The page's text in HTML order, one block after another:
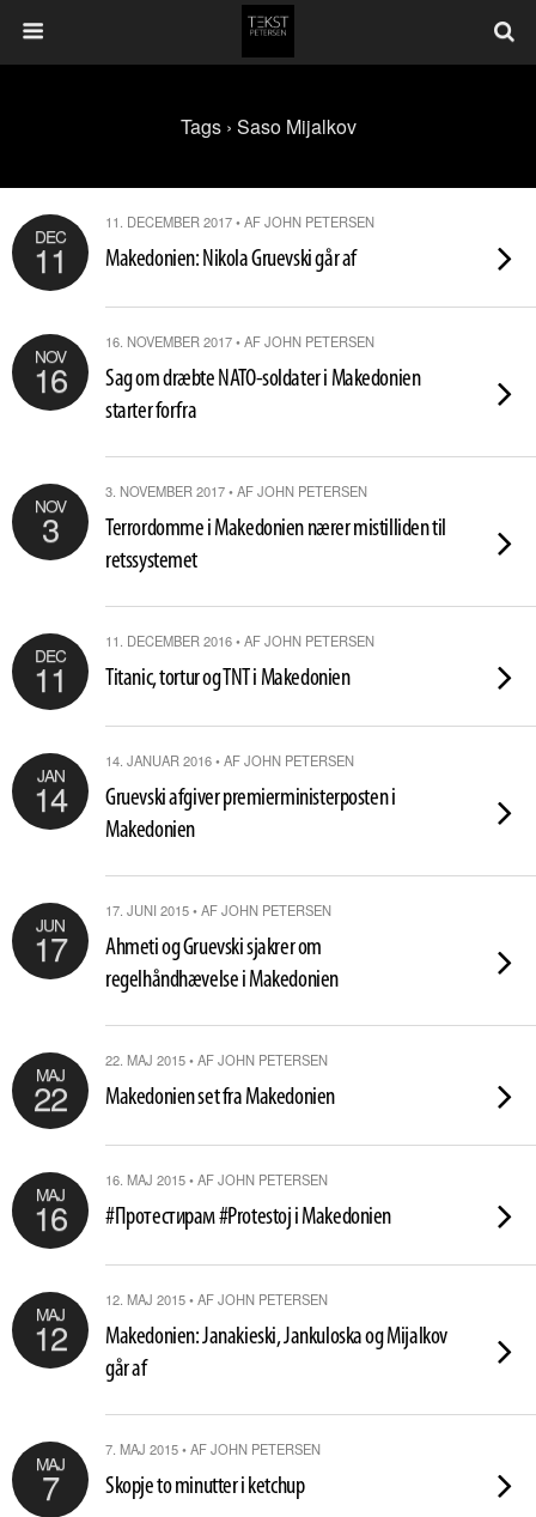
Tags › Saso Mijalkov
DEC
11
11. DECEMBER 2017 • AF JOHN PETERSEN
Makedonien: Nikola Gruevski går af
NOV
16
16. NOVEMBER 2017 • AF JOHN PETERSEN
Sag om dræbte NATO-soldater i Makedonien
starter forfra
NOV
3
3. NOVEMBER 2017 • AF JOHN PETERSEN
Terrordomme i Makedonien nærer mistilliden til
retssystemet
DEC
11
11. DECEMBER 2016 • AF JOHN PETERSEN
Titanic, tortur og TNT i Makedonien
JAN
14
14. JANUAR 2016 • AF JOHN PETERSEN
Gruevski afgiver premierministerposten i
Makedonien
JUN
17
17. JUNI 2015 • AF JOHN PETERSEN
Ahmeti og Gruevski sjakrer om
regelhåndhævelse i Makedonien
MAJ
22
22. MAJ 2015 • AF JOHN PETERSEN
Makedonien set fra Makedonien
MAJ
16
16. MAJ 2015 • AF JOHN PETERSEN
#Протестирам #Protestoj i Makedonien
MAJ
12
12. MAJ 2015 • AF JOHN PETERSEN
Makedonien: Janakieski, Jankuloska og Mijalkov
går af
MAJ
7
7. MAJ 2015 • AF JOHN PETERSEN
Skopje to minutter i ketchup